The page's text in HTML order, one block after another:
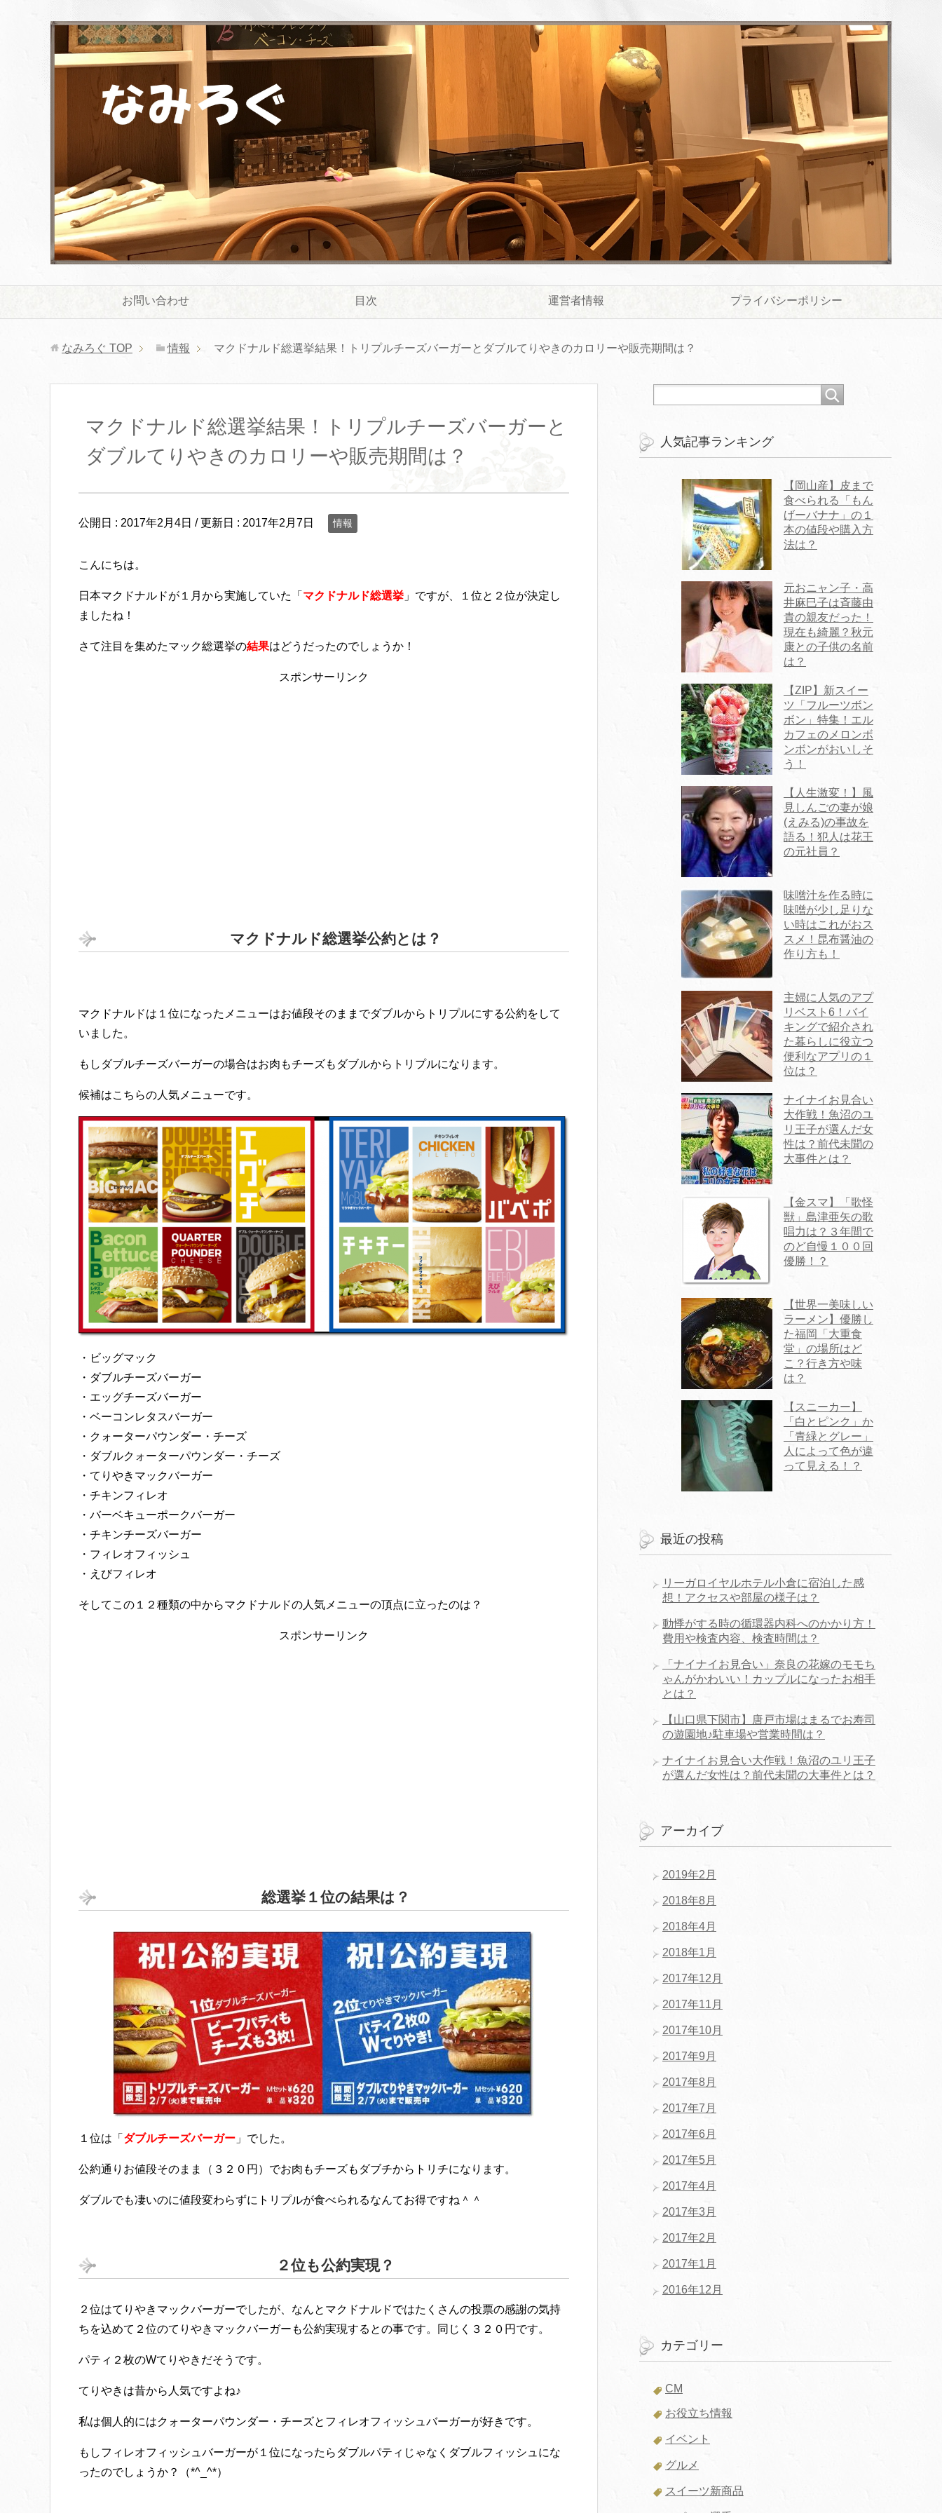
お問い合わせ 目次 運営者情報 プライバシーポリシー
なみろぐ TOP 情報 マクドナルド総選挙結果！トリプルチーズバーガーとダブルてりやきのカロリーや販売期間は？
マクドナルド総選挙結果！トリプルチーズバーガーと
ダブルてりやきのカロリーや販売期間は？
公開日 : 2017年2月4日 / 更新日 : 2017年2月7日 情報
こんにちは。
日本マクドナルドが１月から実施していた「 マクドナルド総選挙 」ですが、１位と２位が決定し
ましたね！
さて注目を集めたマック総選挙の結果はどうだったのでしょうか！
スポンサーリンク
マクドナルド総選挙公約とは？
マクドナルドは１位になったメニューはお値段そのままでダブルからトリプルにする公約をして
いました。
もしダブルチーズバーガーの場合はお肉もチーズもダブルからトリプルになります。
候補はこちらの人気メニューです。
・ビッグマック
・ダブルチーズバーガー
・エッグチーズバーガー
・ベーコンレタスバーガー
・クォーターパウンダー・チーズ
・ダブルクォーターパウンダー・チーズ
・てりやきマックバーガー
・チキンフィレオ
・バーベキューポークバーガー
・チキンチーズバーガー
・フィレオフィッシュ
・えびフィレオ
そしてこの１２種類の中からマクドナルドの人気メニューの頂点に立ったのは？
スポンサーリンク
総選挙１位の結果は？
１位は「 ダブルチーズバーガー 」でした。
公約通りお値段そのまま（３２０円）でお肉もチーズもダブチからトリチになります。
ダブルでも凄いのに値段変わらずにトリプルが食べられるなんてお得ですね＾＾
２位も公約実現？
２位はてりやきマックバーガーでしたが、なんとマクドナルドではたくさんの投票の感謝の気持
ちを込めて２位のてりやきマックバーガーも公約実現するとの事です。同じく３２０円です。
パティ２枚のWてりやきだそうです。
てりやきは昔から人気ですよね♪
私は個人的にはクォーターパウンダー・チーズとフィレオフィッシュバーガーが好きです。
もしフィレオフィッシュバーガーが１位になったらダブルパティじゃなくダブルフィッシュにな
ったのでしょうか？（*^_^*）
人気記事ランキング
【岡山産】皮まで
食べられる「もん
げーバナナ」の１
本の値段や購入方
法は？
元おニャン子・高
井麻巳子は斉藤由
貴の親友だった！
現在も綺麗？秋元
康との子供の名前
は？
【ZIP】新スイー
ツ「フルーツボン
ボン」特集！エル
カフェのメロンボ
ンボンがおいしそ
う！
【人生激変！】風
見しんごの妻が娘
(えみる)の事故を
語る！犯人は花王
の元社員？
味噌汁を作る時に
味噌が少し足りな
い時はこれがおス
スメ！昆布醤油の
作り方も！
主婦に人気のアプ
リベスト6！バイ
キングで紹介され
た暮らしに役立つ
便利なアプリの１
位は？
ナイナイお見合い
大作戦！魚沼のユ
リ王子が選んだ女
性は？前代未聞の
大事件とは？
【金スマ】「歌怪
獣」島津亜矢の歌
唱力は？３年間で
のど自慢１００回
優勝！？
【世界一美味しい
ラーメン】優勝し
た福岡「大重食
堂」の場所はど
こ？行き方や味
は？
【スニーカー】
「白とピンク」か
「青緑とグレー」
人によって色が違
って見える！？
最近の投稿
リーガロイヤルホテル小倉に宿泊した感
想！アクセスや部屋の様子は？
動悸がする時の循環器内科へのかかり方！
費用や検査内容、検査時間は？
「ナイナイお見合い」奈良の花嫁のモモち
ゃんがかわいい！カップルになったお相手
とは？
【山口県下関市】唐戸市場はまるでお寿司
の遊園地♪駐車場や営業時間は？
ナイナイお見合い大作戦！魚沼のユリ王子
が選んだ女性は？前代未聞の大事件とは？
アーカイブ
2019年2月
2018年8月
2018年4月
2018年1月
2017年12月
2017年11月
2017年10月
2017年9月
2017年8月
2017年7月
2017年6月
2017年5月
2017年4月
2017年3月
2017年2月
2017年1月
2016年12月
カテゴリー
CM
お役立ち情報
イベント
グルメ
スイーツ新商品